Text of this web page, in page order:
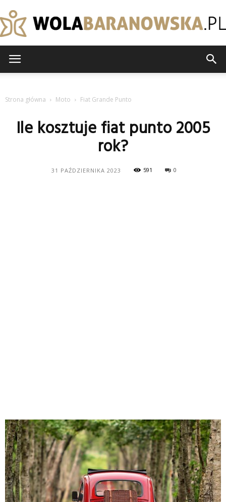
Strona główna Moto Fiat Grande Punto
Ile kosztuje fiat punto 2005
rok?
31 PAŹDZIERNIKA 2023 591 0